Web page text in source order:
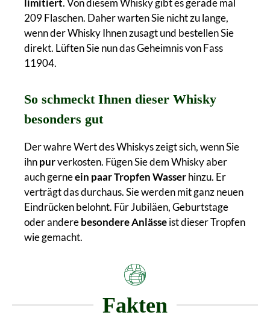
209 Flaschen. Daher warten Sie nicht zu lange,
wenn der Whisky Ihnen zusagt und bestellen Sie
direkt. Lüften Sie nun das Geheimnis von Fass
11904.
So schmeckt Ihnen dieser Whisky
besonders gut
Der wahre Wert des Whiskys zeigt sich, wenn Sie
ihnpurverkosten. Fügen Sie dem Whisky aber
auch gerneein paar Tropfen Wasserhinzu. Er
verträgt das durchaus. Sie werden mit ganz neuen
Eindrücken belohnt. Für Jubiläen, Geburtstage
oder anderebesondere Anlässeist dieser Tropfen
wie gemacht.
Fakten